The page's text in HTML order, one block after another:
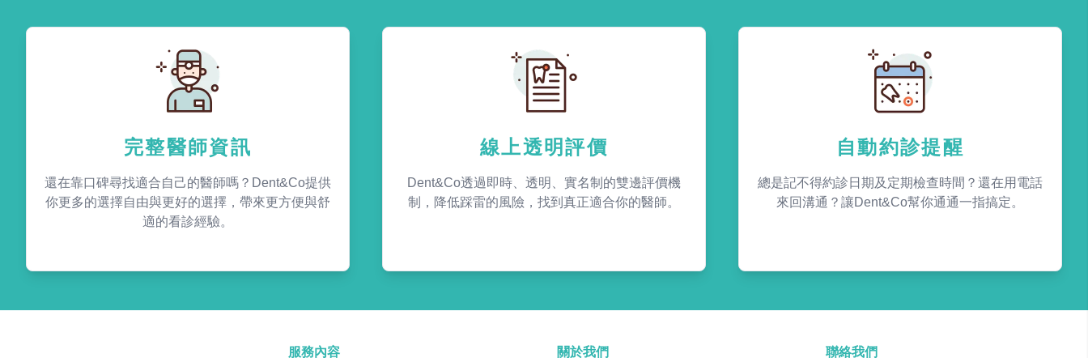
完整醫師資訊
還在靠口碑尋找適合自己的醫師嗎？Dent&Co提供
你更多的選擇自由與更好的選擇，帶來更方便與舒
適的看診經驗。
線上透明評價
Dent&Co透過即時、透明、實名制的雙邊評價機
制，降低踩雷的風險，找到真正適合你的醫師。
自動約診提醒
總是記不得約診日期及定期檢查時間？還在用電話
來回溝通？讓Dent&Co幫你通通一指搞定。
服務內容 關於我們 聯絡我們